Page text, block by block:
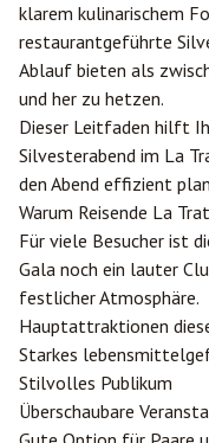
klarem kulinarischem
restaurantgeführte
Ablauf bieten als
und her zu hetzen.
Dieser Leitfaden hilft
Silvesterabend im La
den Abend effizient
Warum Reisende La
Für viele Besucher ist
Gala noch ein lauter
festlicher Atmosphäre.
Hauptattraktionen
Starkes
Stilvolles Publikum
Überschaubare